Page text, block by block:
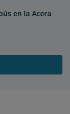
en la Acera